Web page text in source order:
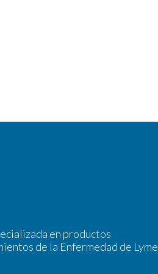
en productos
de la Enfermedad de Lyme